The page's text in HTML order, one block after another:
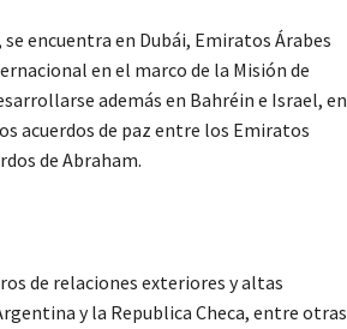
encuentra en Dubái, Emiratos Árabes
en el marco de la Misión de
además en Bahréin e Israel, en
acuerdos de paz entre los Emiratos
de Abraham.
de relaciones exteriores y altas
y la Republica Checa, entre otras